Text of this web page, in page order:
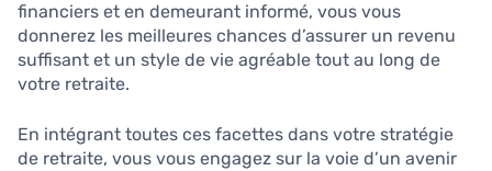
financiers et en demeurant informé, vous vous
donnerez les meilleures chances d’assurer un revenu
suffisant et un style de vie agréable tout au long de
votre retraite.
En intégrant toutes ces facettes dans votre stratégie
de retraite, vous vous engagez sur la voie d’un avenir